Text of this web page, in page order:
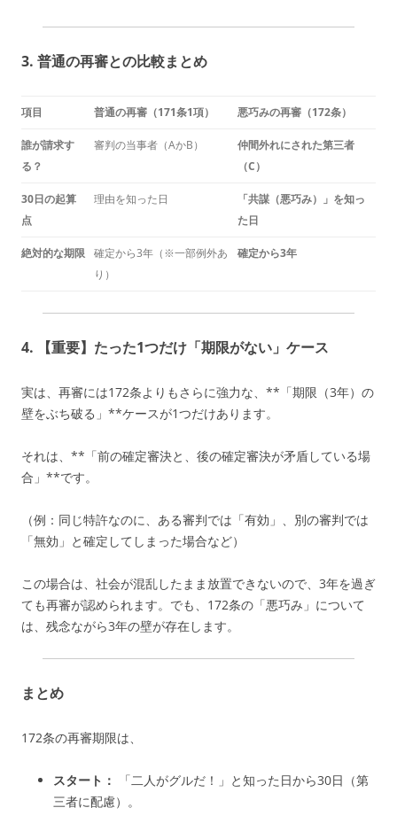
3. 普通の再審との比較まとめ
項目 普通の再審（171条1項） 悪巧みの再審（172条）
誰が請求す
る？
審判の当事者（AかB）
仲間外れにされた第三者
（C）
30日の起算
点
理由を知った日
「共謀（悪巧み）」を知っ
た日
絶対的な期限 確定から3年（※一部例外あ
り）
確定から3年
4. 【重要】たった1つだけ「期限がない」ケース
実は、再審には172条よりもさらに強力な、**「期限（3年）の
壁をぶち破る」**ケースが1つだけあります。
それは、**「前の確定審決と、後の確定審決が矛盾している場
合」**です。
（例：同じ特許なのに、ある審判では「有効」、別の審判では
「無効」と確定してしまった場合など）
この場合は、社会が混乱したまま放置できないので、3年を過ぎ
ても再審が認められます。でも、172条の「悪巧み」について
は、残念ながら3年の壁が存在します。
まとめ
172条の再審期限は、
スタート：
「二人がグルだ！」と知った日から30日（第
三者に配慮）。